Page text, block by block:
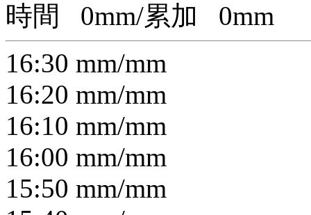
時間
0mm/累加 0mm
16:30 mm/mm
16:20 mm/mm
16:10 mm/mm
16:00 mm/mm
15:50 mm/mm